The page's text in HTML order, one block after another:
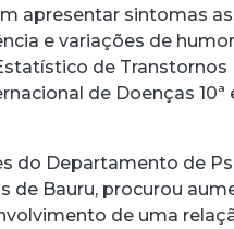
apresentar sintomas
e variações de
de Transtornos
de Doenças 10ª
do Departamento de
de Bauru, procurou
de uma